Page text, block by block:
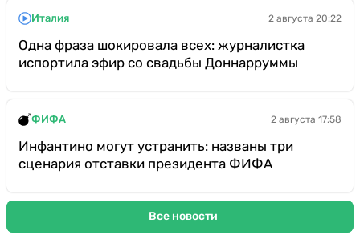
Италия 2 августа 20:22
Одна фраза шокировала всех: журналистка
испортила эфир со свадьбы Доннарруммы
ФИФА 2 августа 17:58
Инфантино могут устранить: названы три
сценария отставки президента ФИФА
Все новости